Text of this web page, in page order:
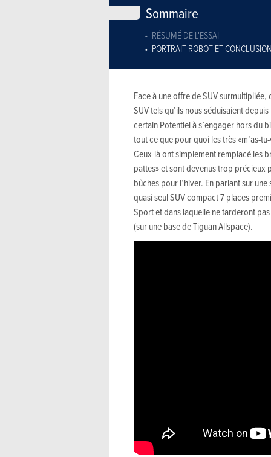
Sommaire
RÉSUMÉ DE L'ESSAI
PORTRAIT-ROBOT ET
Face à une offre de SUV
SUV tels qu’ils nous séduisaient
certain Potentiel à s’engager hors du
tout ce que pour quoi les très «m’as-
Ceux-là ont simplement remplacé les
pattes» et sont devenus trop précieux
bûches pour l’hiver. En pariant sur
quasi seul SUV compact 7 places
Sport et dans laquelle ne tarderont
(sur une base de Tiguan Allspace).